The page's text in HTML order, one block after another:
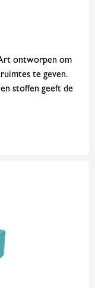
ontworpen om
te geven.
stoffen geeft de